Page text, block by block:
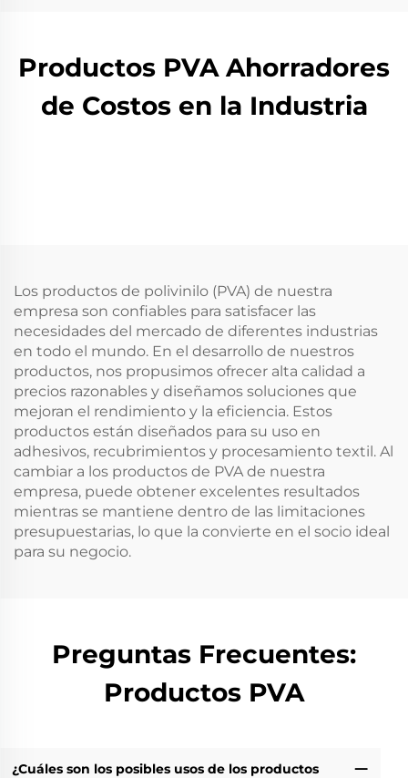
Productos PVA Ahorradores
de Costos en la Industria
Los productos de polivinilo (PVA) de nuestra
empresa son confiables para satisfacer las
necesidades del mercado de diferentes industrias
en todo el mundo. En el desarrollo de nuestros
productos, nos propusimos ofrecer alta calidad a
precios razonables y diseñamos soluciones que
mejoran el rendimiento y la eficiencia. Estos
productos están diseñados para su uso en
adhesivos, recubrimientos y procesamiento textil. Al
cambiar a los productos de PVA de nuestra
empresa, puede obtener excelentes resultados
mientras se mantiene dentro de las limitaciones
presupuestarias, lo que la convierte en el socio ideal
para su negocio.
Preguntas Frecuentes:
Productos PVA
¿Cuáles son los posibles usos de los productos